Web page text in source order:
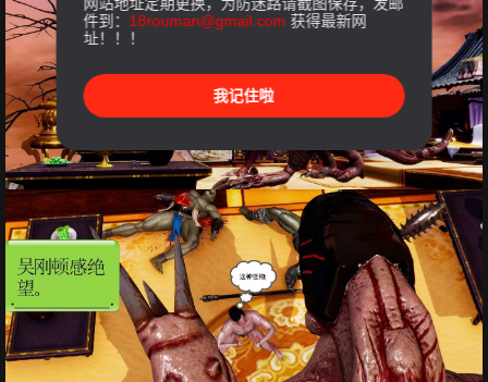
件到： 18rouman@gmail.com 获得最新网
址！！！
我记住啦